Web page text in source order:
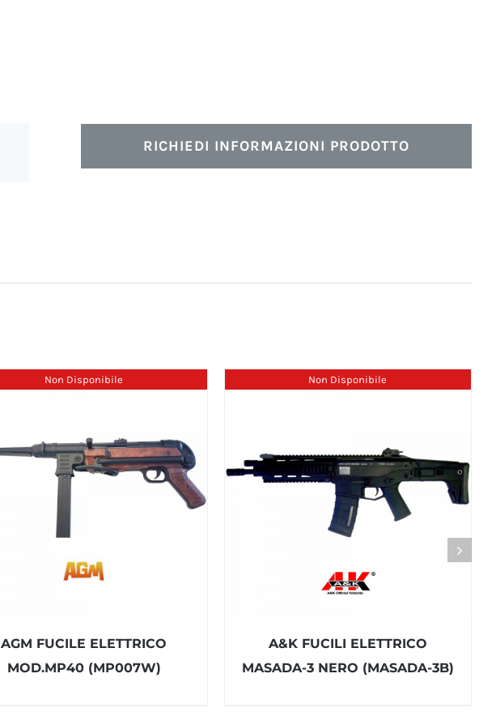
RICHIEDI INFORMAZIONI PRODOTTO
Non Disponibile
AGM FUCILE ELETTRICO
MOD.MP40 (MP007W)
Non Disponibile
A&K FUCILI ELETTRICO
MASADA-3 NERO (MASADA-3B)